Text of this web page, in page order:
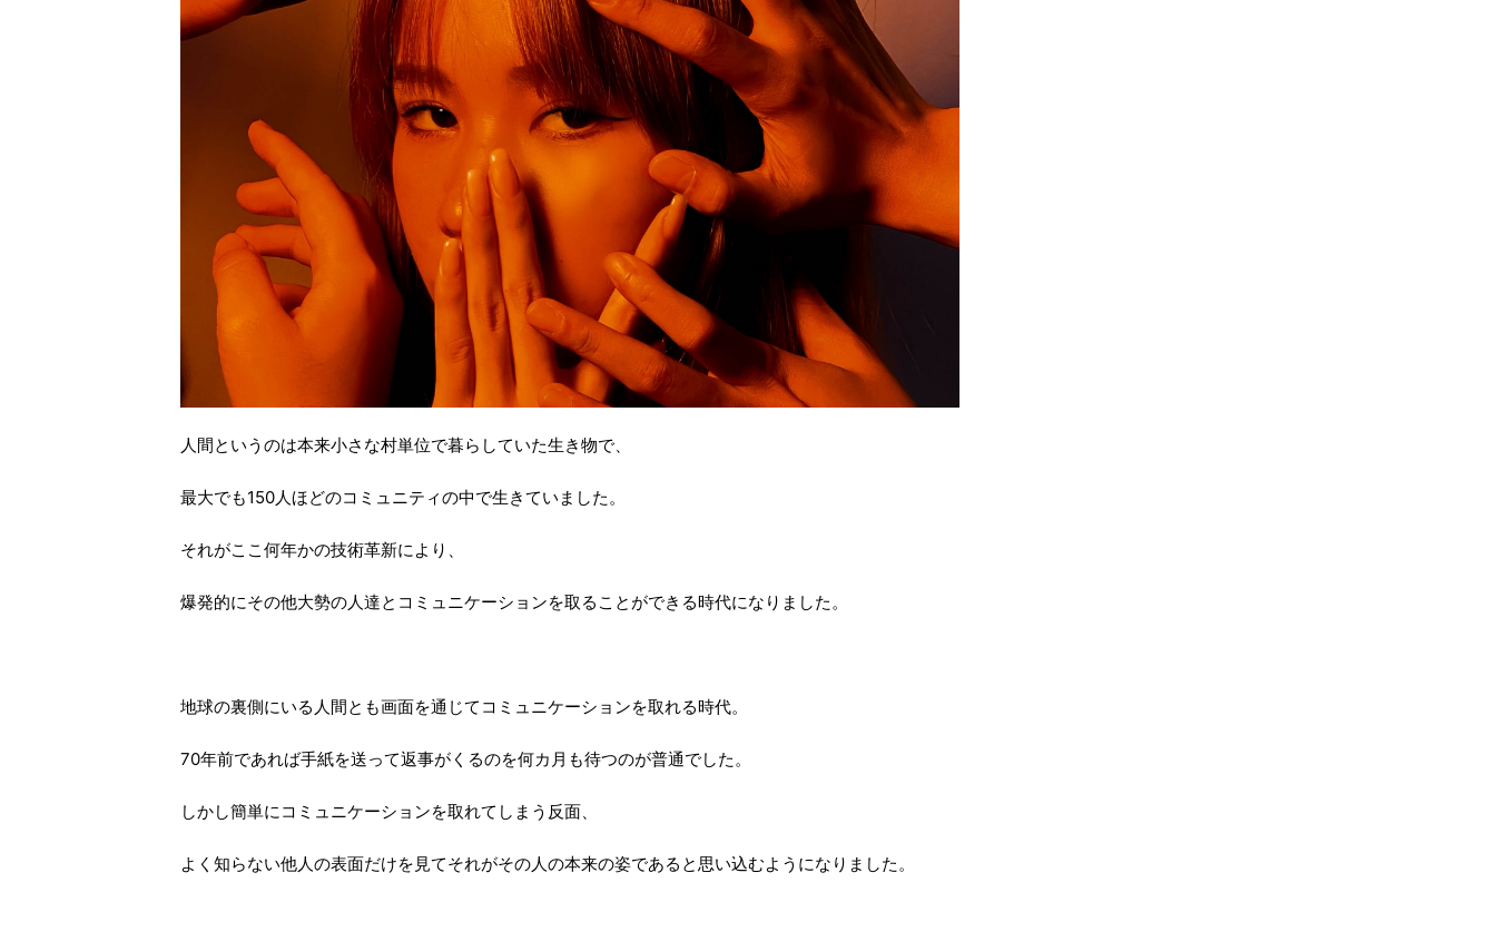
人間というのは本来小さな村単位で暮らしていた生き物で、
最大でも150人ほどのコミュニティの中で生きていました。
それがここ何年かの技術革新により、
爆発的にその他大勢の人達とコミュニケーションを取ることができる時代になりました。
地球の裏側にいる人間とも画面を通じてコミュニケーションを取れる時代。
70年前であれば手紙を送って返事がくるのを何カ月も待つのが普通でした。
しかし簡単にコミュニケーションを取れてしまう反面、
よく知らない他人の表面だけを見てそれがその人の本来の姿であると思い込むようになりました。